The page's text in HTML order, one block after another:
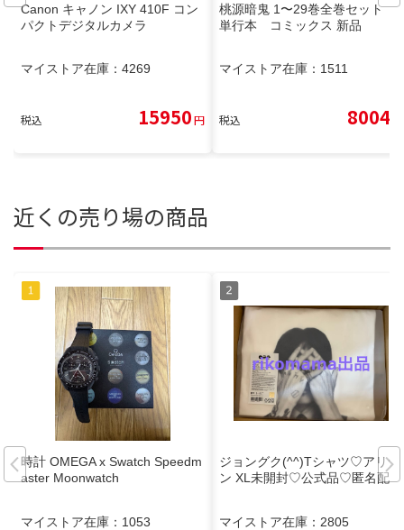
Canon キャノン IXY 410F コン
パクトデジタルカメラ
マイストア在庫： 4269
税込 15950円
桃源暗鬼 1〜29巻全巻セット
単行本 コミックス 新品
マイストア在庫： 1511
税込 8004
近くの売り場の商品
時計 OMEGA x Swatch Speedm
aster Moonwatch
マイストア在庫： 1053
ジョングク(^^)Tシャツ♡アリラ
ン XL未開封♡公式品♡匿名配送
マイストア在庫： 2805